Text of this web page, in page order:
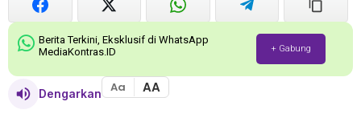
Berita Terkini, Eksklusif di WhatsApp
MediaKontras.ID
+ Gabung
Dengarkan Aa AA